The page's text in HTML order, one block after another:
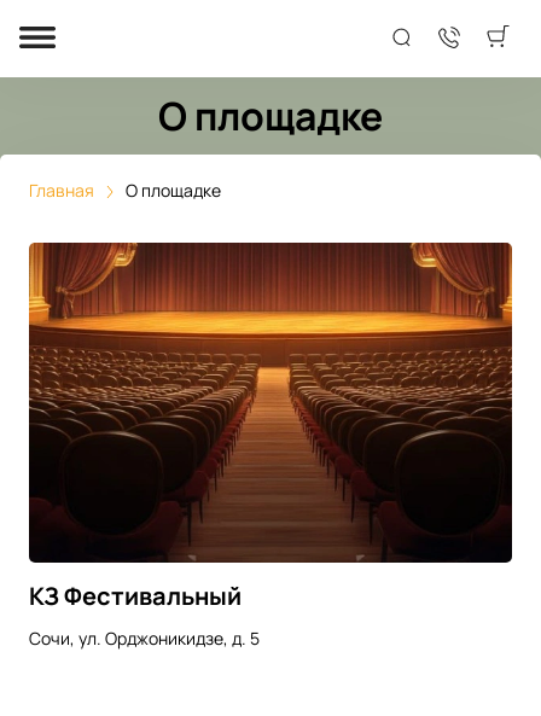
О площадке
Главная О площадке
КЗ Фестивальный
Сочи, ул. Орджоникидзе, д. 5